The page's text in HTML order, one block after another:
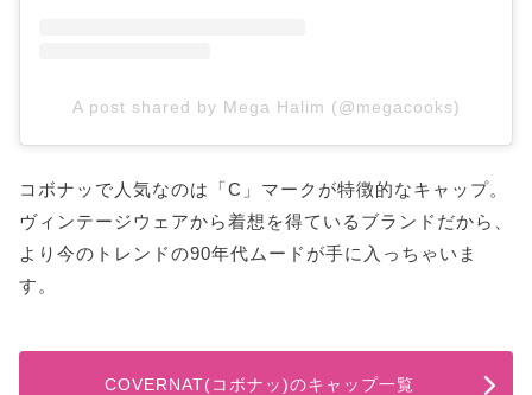
A post shared by Mega Halim (@megacooks)
コボナッで人気なのは「C」マークが特徴的なキャップ。
ヴィンテージウェアから着想を得ているブランドだから、
より今のトレンドの90年代ムードが手に入っちゃいま
す。
COVERNAT(コボナッ)のキャップ一覧